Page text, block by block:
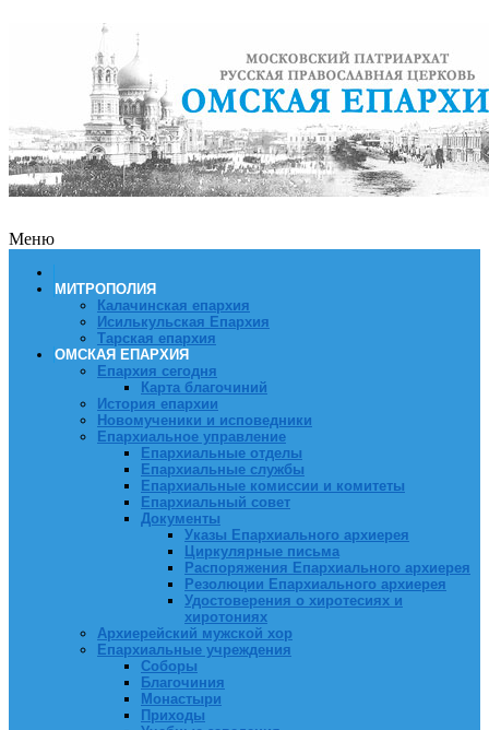
Меню
МИТРОПОЛИЯ
Калачинская епархия
Исилькульская Епархия
Тарская епархия
ОМСКАЯ ЕПАРХИЯ
Епархия сегодня
Карта благочиний
История епархии
Новомученики и исповедники
Епархиальное управление
Епархиальные отделы
Епархиальные службы
Епархиальные комиссии и комитеты
Епархиальный совет
Документы
Указы Епархиального архиерея
Циркулярные письма
Распоряжения Епархиального архиерея
Резолюции Епархиального архиерея
Удостоверения о хиротесиях и
хиротониях
Архиерейский мужской хор
Епархиальные учреждения
Соборы
Благочиния
Монастыри
Приходы